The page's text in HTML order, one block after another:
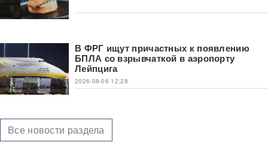
В ФРГ ищут причастных к появлению
БПЛА со взрывчаткой в аэропорту
Лейпцига
2026-08-06 12:28
Все новости раздела